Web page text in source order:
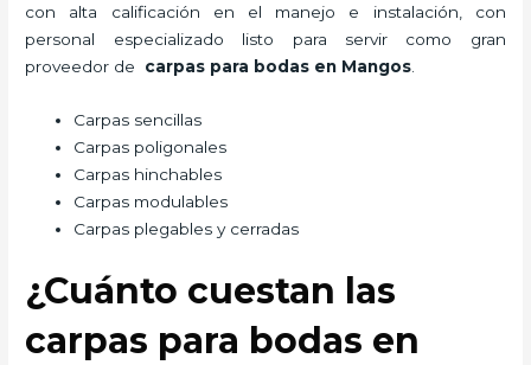
con alta calificación en el manejo e instalación, con
personal especializado listo para servir como gran
proveedor de carpas para bodas en Mangos
Carpas sencillas
Carpas poligonales
Carpas hinchables
Carpas modulables
Carpas plegables y cerradas
¿Cuánto cuestan las
carpas para bodas en